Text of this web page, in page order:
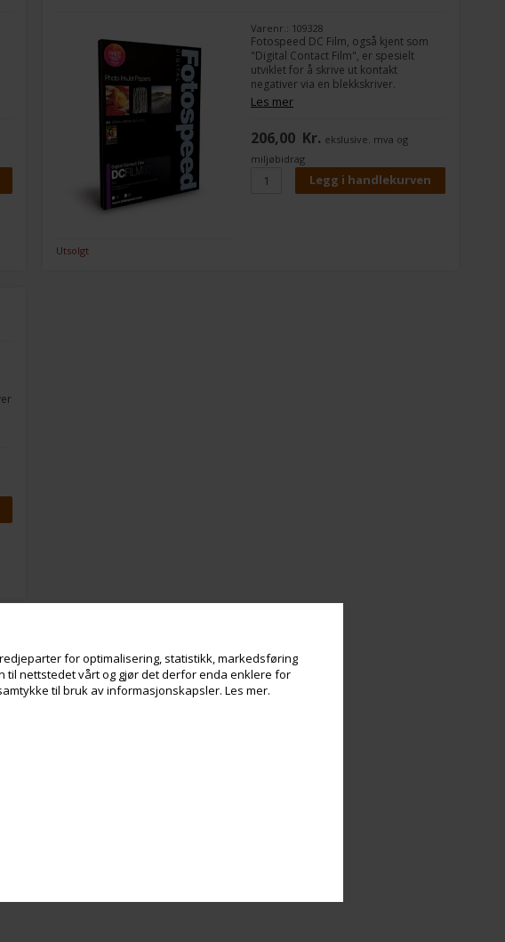
for optimalisering, statistikk, markedsføring
nettstedet vårt og gjør det derfor enda enklere for
til bruk av informasjonskapsler. Les mer.
Utsolgt
Varenr.: 109328
Fotospeed DC Film, også kjent som
"Digital Contact Film", er spesielt
utviklet for å skrive ut kontakt
negativer via en blekkskriver.
Filmen kan brukes til enhver
mørkeromsprosess, fra alternative
argyrotypetrykk, til kontakttrykk på
sølvgelatinapapir.
Les mer
206,00 Kr. ekslusive. mva og
miljøbidrag